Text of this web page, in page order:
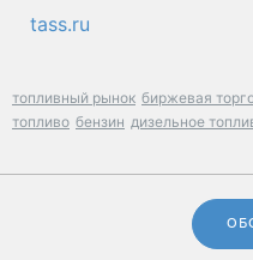
tass.ru
топливный рынок биржевая
топливо бензин дизельное